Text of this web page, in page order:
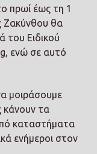
πρωί έως τη 1
Ζακύνθου θα
του Ειδικού
ενώ σε αυτό
μοιράσουμε
κάνουν τα
καταστήματα
ενήμεροι στον